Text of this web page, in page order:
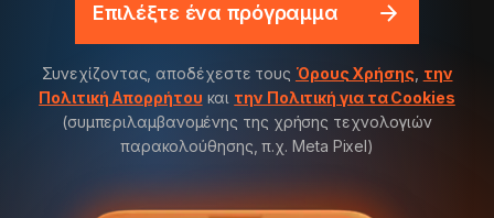
Επιλέξτε ένα πρόγραμμα
Συνεχίζοντας, αποδέχεστε τους Όρους Χρήσης, την
Πολιτική Απορρήτου και την Πολιτική για τα Cookies
(συμπεριλαμβανομένης της χρήσης τεχνολογιών
παρακολούθησης, π.χ. Meta Pixel)